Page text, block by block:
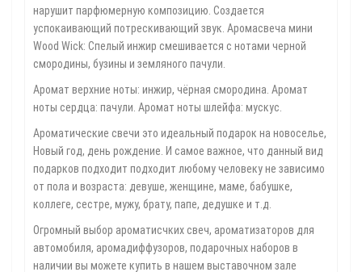
нарушит парфюмерную композицию. Создается
успокаивающий потрескивающий звук. Аромасвеча мини
Wood Wick: Спелый инжир смешивается с нотами черной
смородины, бузины и земляного пачули.
Аромат верхние ноты: инжир, чёрная смородина. Аромат
ноты сердца: пачули. Аромат ноты шлейфа: мускус.
Ароматические свечи это идеальный подарок на новоселье,
Новый год, день рождение. И самое важное, что данный вид
подарков подходит подходит любому человеку не зависимо
от пола и возраста: девуше, женщине, маме, бабушке,
коллеге, сестре, мужу, брату, папе, дедушке и т.д.
Огромный выбор ароматисчких свеч, ароматизаторов для
автомобиля, аромадиффузоров, подарочных наборов в
наличии вы можете купить в нашем выставочном зале